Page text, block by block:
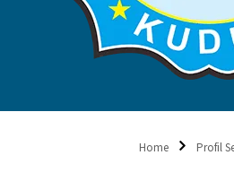
SMK Raden
saat ini telah
Keunggulan
sejak
Home Profil